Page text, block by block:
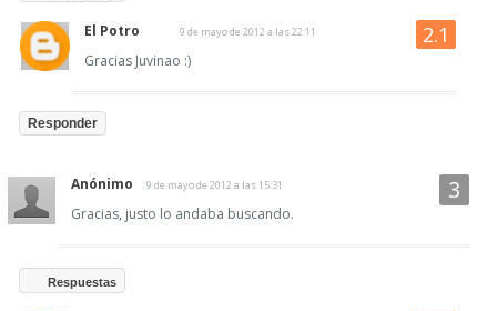
El Potro 9 de mayo de 2012 a las 22:11
Gracias Juvinao :)
Responder
Anónimo 9 de mayo de 2012 a las 15:31
Gracias, justo lo andaba buscando.
Respuestas